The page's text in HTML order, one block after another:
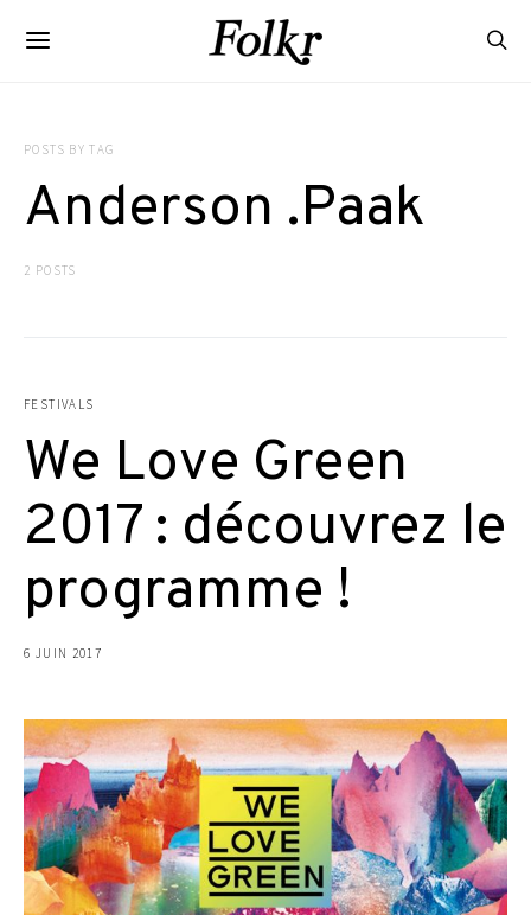
POSTS BY TAG
Anderson .Paak
2 POSTS
FESTIVALS
We Love Green
2017 : découvrez le
programme !
6 JUIN 2017